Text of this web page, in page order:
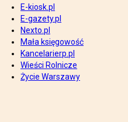
E-kiosk.pl
E-gazety.pl
Nexto.pl
Mała księgowość
Kancelarierp.pl
Wieści Rolnicze
Życie Warszawy